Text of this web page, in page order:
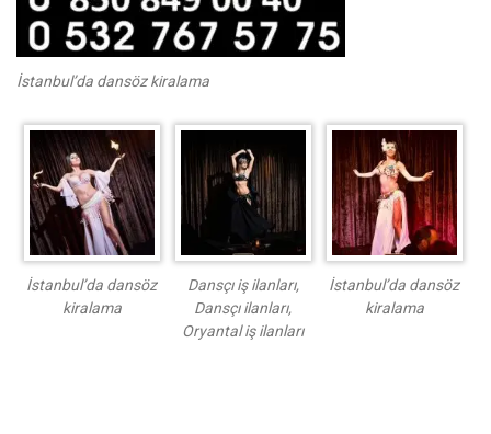
İstanbul’da dansöz kiralama
İstanbul’da dansöz
kiralama
Dansçı iş ilanları,
Dansçı ilanları,
Oryantal iş ilanları
İstanbul’da dansöz
kiralama